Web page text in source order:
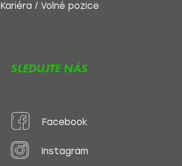
Kariéra / Volné pozice
SLEDUJTE NÁS
Facebook
Instagram